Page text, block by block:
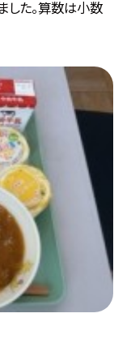
た。算数は小数